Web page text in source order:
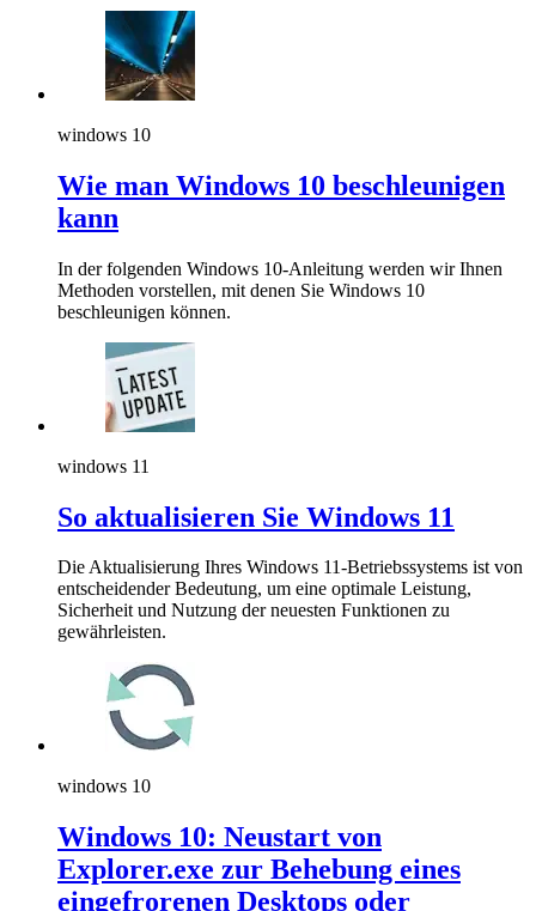
windows 10
Wie man Windows 10 beschleunigen
kann
In der folgenden Windows 10-Anleitung werden wir Ihnen
Methoden vorstellen, mit denen Sie Windows 10
beschleunigen können.
windows 11
So aktualisieren Sie Windows 11
Die Aktualisierung Ihres Windows 11-Betriebssystems ist von
entscheidender Bedeutung, um eine optimale Leistung,
Sicherheit und Nutzung der neuesten Funktionen zu
gewährleisten.
windows 10
Windows 10: Neustart von
Explorer.exe zur Behebung eines
eingefrorenen Desktops oder